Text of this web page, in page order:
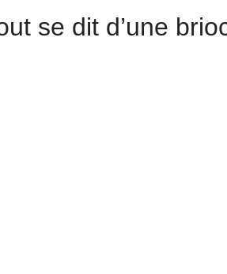
se dit d’une